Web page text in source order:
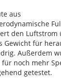
aus
den Luftstrom
Gewicht für
Außerdem
für noch mehr
getestet.